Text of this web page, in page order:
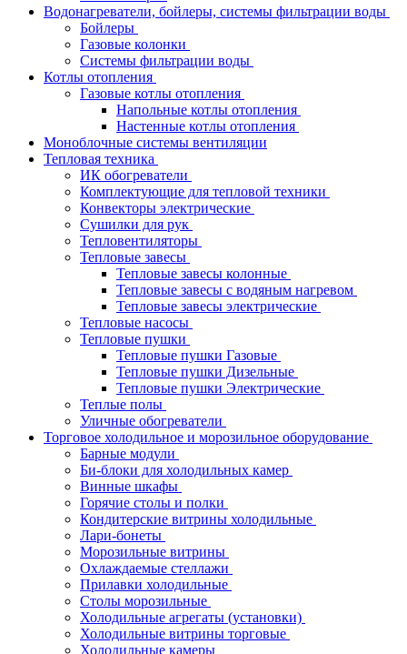
Водонагреватели, бойлеры, системы фильтрации воды
Бойлеры
Газовые колонки
Системы фильтрации воды
Котлы отопления
Газовые котлы отопления
Напольные котлы отопления
Настенные котлы отопления
Моноблочные системы вентиляции
Тепловая техника
ИК обогреватели
Комплектующие для тепловой техники
Конвекторы электрические
Сушилки для рук
Тепловентиляторы
Тепловые завесы
Тепловые завесы колонные
Тепловые завесы с водяным нагревом
Тепловые завесы электрические
Тепловые насосы
Тепловые пушки
Тепловые пушки Газовые
Тепловые пушки Дизельные
Тепловые пушки Электрические
Теплые полы
Уличные обогреватели
Торговое холодильное и морозильное оборудование
Барные модули
Би-блоки для холодильных камер
Винные шкафы
Горячие столы и полки
Кондитерские витрины холодильные
Лари-бонеты
Морозильные витрины
Охлаждаемые стеллажи
Прилавки холодильные
Столы морозильные
Холодильные агрегаты (установки)
Холодильные витрины торговые
Холодильные камеры